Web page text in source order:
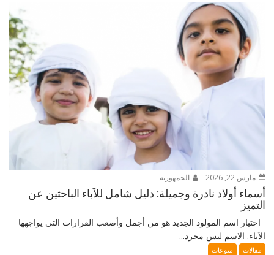
مارس 22, 2026 الجمهورية
أسماء أولاد نادرة وجميلة: دليل شامل للآباء الباحثين عن
التميز
اختيار اسم المولود الجديد هو من أجمل وأصعب القرارات التي يواجهها
الآباء. الاسم ليس مجرد...
مقالات منوعات